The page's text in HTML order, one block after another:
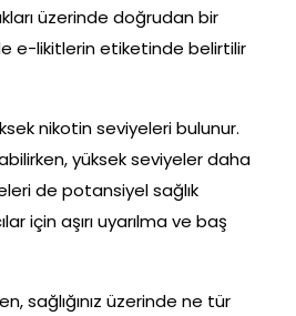
üzerinde doğrudan bir
e-likitlerin etiketinde belirtilir
nikotin seviyeleri bulunur.
yüksek seviyeler daha
de potansiyel sağlık
için aşırı uyarılma ve baş
sağlığınız üzerinde ne tür